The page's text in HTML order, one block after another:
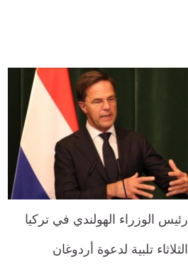
رئيس الوزراء الهولندي في تركيا
الثلاثاء تلبية لدعوة أردوغان